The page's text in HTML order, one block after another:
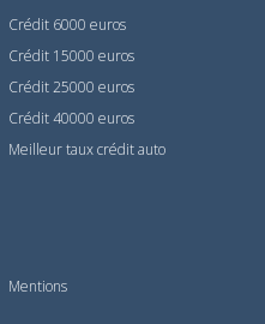
Crédit 6000 euros
Crédit 15000 euros
Crédit 25000 euros
Crédit 40000 euros
Meilleur taux crédit auto
Mentions